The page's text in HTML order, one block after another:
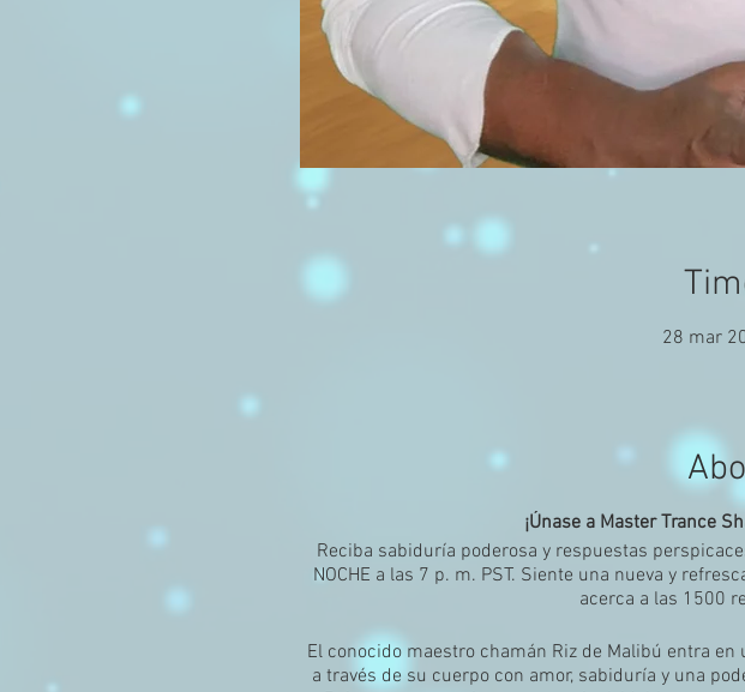
28 mar
¡Únase a Master Trance
Reciba sabiduría poderosa y respuestas
NOCHE a las 7 p. m. PST. Siente una nueva y
acerca a las 1500
El conocido maestro chamán Riz de Malibú entra
a través de su cuerpo con amor, sabiduría y una